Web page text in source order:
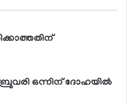
ഒന്നിന് ദോഹയില്‍